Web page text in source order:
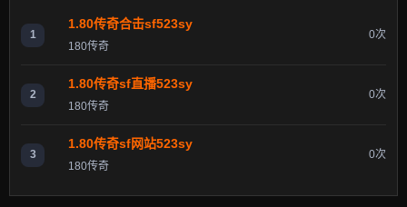
1
1.80传奇合击sf523sy
180传奇
0次
2
1.80传奇sf直播523sy
180传奇
0次
3
1.80传奇sf网站523sy
180传奇
0次